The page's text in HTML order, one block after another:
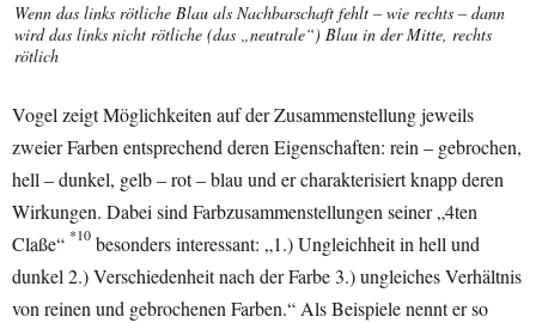
Wenn das links rötliche Blau als Nachbarschaft fehlt – wie rechts – dann
wird das links nicht rötliche (das „neutrale“) Blau in der Mitte, rechts
rötlich
Vogel zeigt Möglichkeiten auf der Zusammenstellung jeweils
zweier Farben entsprechend deren Eigenschaften: rein – gebrochen,
hell – dunkel, gelb – rot – blau und er charakterisiert knapp deren
Wirkungen. Dabei sind Farbzusammenstellungen seiner „4ten
Claße“ *10 besonders interessant: „1.) Ungleichheit in hell und
dunkel 2.) Verschiedenheit nach der Farbe 3.) ungleiches Verhältnis
von reinen und gebrochenen Farben.“ Als Beispiele nennt er so